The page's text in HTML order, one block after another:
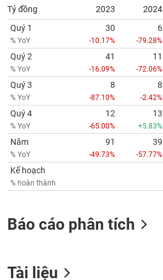
Tỷ đồng 2023 2024
Quý 1
% YoY
30
-10.17%
6
-79.28%
Quý 2
% YoY
41
-16.09%
11
-72.06%
Quý 3
% YoY
8
-87.10%
8
-2.42%
Quý 4
% YoY
12
-65.00%
13
+5.83%
Năm
% YoY
91
-49.73%
39
-57.77%
Kế hoạch
% hoàn thành
Báo cáo phân tích
Tài liệu